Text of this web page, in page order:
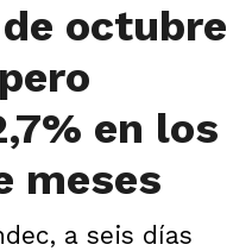
octubre
en los
meses
a seis días